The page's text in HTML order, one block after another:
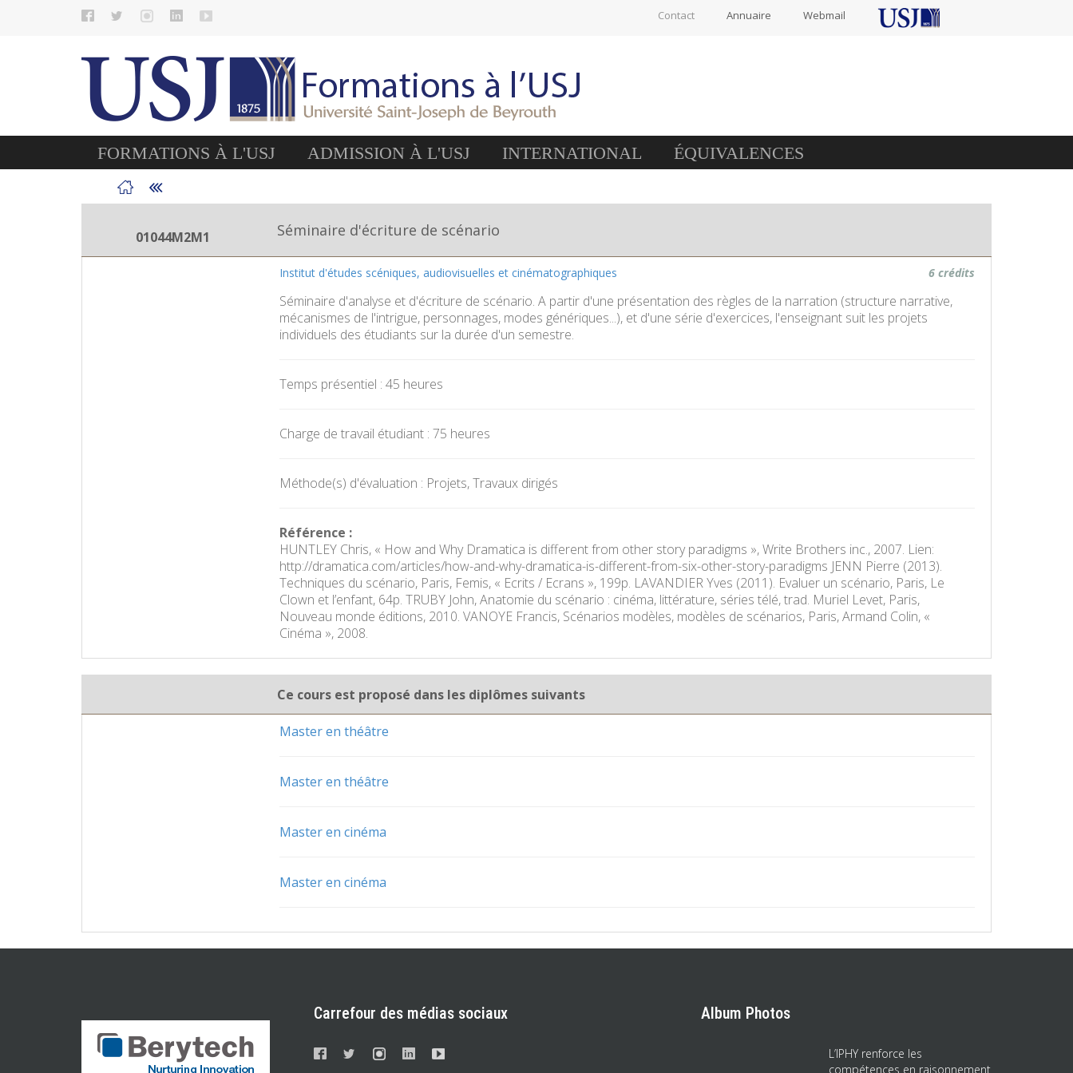
Contact Annuaire Webmail
FORMATIONS À L'USJ ADMISSION À L'USJ INTERNATIONAL ÉQUIVALENCES
01044M2M1 Séminaire d'écriture de scénario
Institut d'études scéniques, audiovisuelles et cinématographiques 6 crédits
Séminaire d'analyse et d'écriture de scénario. A partir d'une présentation des règles de la narration (structure narrative,
mécanismes de l'intrigue, personnages, modes génériques...), et d'une série d'exercices, l'enseignant suit les projets
individuels des étudiants sur la durée d'un semestre.
Temps présentiel : 45 heures
Charge de travail étudiant : 75 heures
Méthode(s) d'évaluation : Projets, Travaux dirigés
Référence :
HUNTLEY Chris, « How and Why Dramatica is different from other story paradigms », Write Brothers inc., 2007. Lien:
http://dramatica.com/articles/how-and-why-dramatica-is-different-from-six-other-story-paradigms JENN Pierre (2013).
Techniques du scénario, Paris, Femis, « Ecrits / Ecrans », 199p. LAVANDIER Yves (2011). Evaluer un scénario, Paris, Le
Clown et l’enfant, 64p. TRUBY John, Anatomie du scénario : cinéma, littérature, séries télé, trad. Muriel Levet, Paris,
Nouveau monde éditions, 2010. VANOYE Francis, Scénarios modèles, modèles de scénarios, Paris, Armand Colin, «
Cinéma », 2008.
Ce cours est proposé dans les diplômes suivants
Master en théâtre
Master en théâtre
Master en cinéma
Master en cinéma
Carrefour des médias sociaux Album Photos
L’IPHY renforce les
compétences en raisonnement